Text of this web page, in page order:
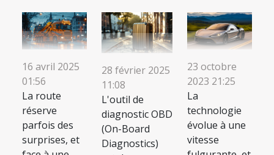
16 avril 2025
01:56
La route
réserve
parfois des
surprises, et
28 février 2025
11:08
L'outil de
diagnostic OBD
(On-Board
Diagnostics)
23 octobre
2023 21:25
La
technologie
évolue à une
vitesse